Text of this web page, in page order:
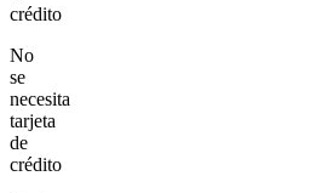
crédito
No
se
necesita
tarjeta
de
crédito